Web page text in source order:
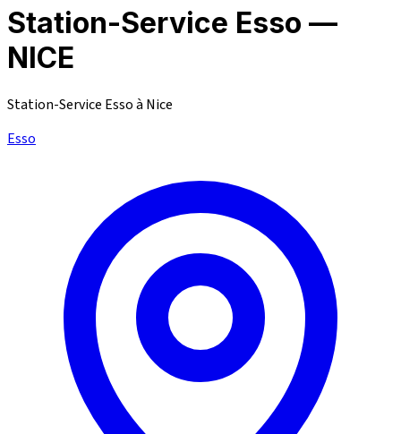
Station-Service Esso —
NICE
Station-Service Esso à Nice
Esso